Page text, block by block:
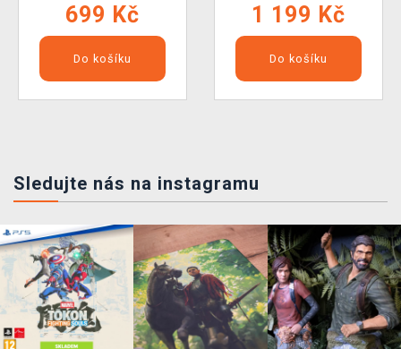
699 Kč
Do košíku
1 199 Kč
Do košíku
Sledujte nás na instagramu